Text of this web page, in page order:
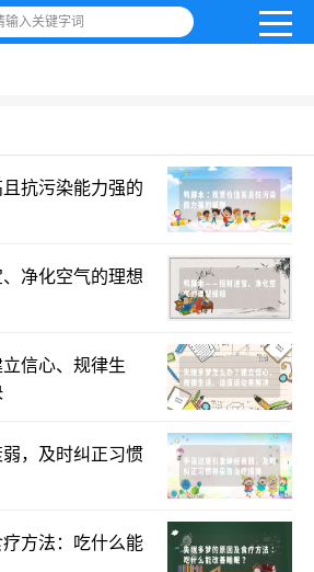
输入关键字词
抗污染能力强的
净化空气的理想
信心、规律生
，及时纠正习惯
方法：吃什么能